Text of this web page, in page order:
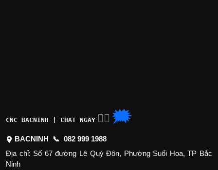
CNC BACNINH | CHAT NGAY 👉🏽 🗯
BACNINH 📞 082 999 1988
Địa chỉ: Số 67 đường Lê Quý Đôn, Phường Suối Hoa, TP Bắc
Ninh